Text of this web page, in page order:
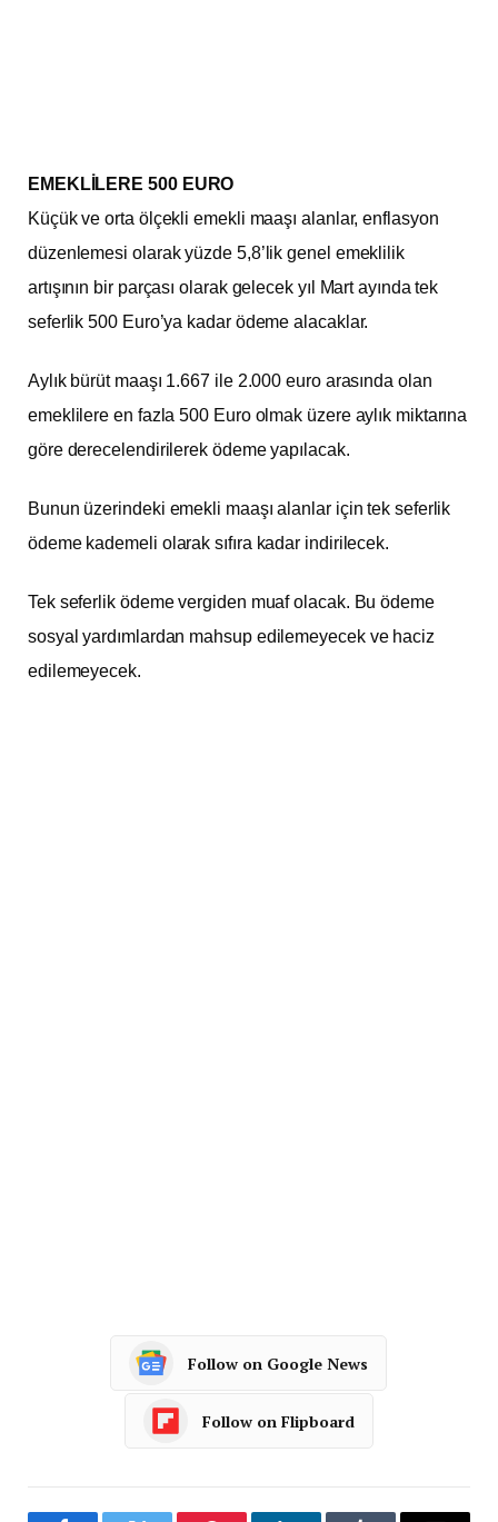
EMEKLİLERE 500 EURO
Küçük ve orta ölçekli emekli maaşı alanlar, enflasyon
düzenlemesi olarak yüzde 5,8’lik genel emeklilik
artışının bir parçası olarak gelecek yıl Mart ayında tek
seferlik 500 Euro’ya kadar ödeme alacaklar.
Aylık bürüt maaşı 1.667 ile 2.000 euro arasında olan
emeklilere en fazla 500 Euro olmak üzere aylık miktarına
göre derecelendirilerek ödeme yapılacak.
Bunun üzerindeki emekli maaşı alanlar için tek seferlik
ödeme kademeli olarak sıfıra kadar indirilecek.
Tek seferlik ödeme vergiden muaf olacak. Bu ödeme
sosyal yardımlardan mahsup edilemeyecek ve haciz
edilemeyecek.
Follow on Google News
Follow on Flipboard